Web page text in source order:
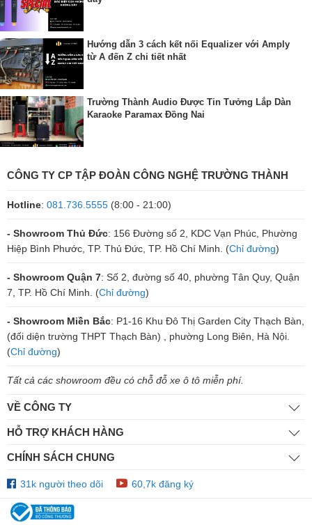
Hướng dẫn 3 cách kết nối Equalizer với Amply
từ A đến Z chi tiết nhất
Trường Thành Audio Được Tin Tưởng Lắp Dàn
Karaoke Paramax Đồng Nai
CÔNG TY CP TẬP ĐOÀN CÔNG NGHỆ TRƯỜNG THÀNH
Hotline: 081.736.5555 (8:00 - 21:00)
- Showroom Thủ Đức: 156 Đường số 2, KDC Vạn Phúc, Phường
Hiệp Bình Phước, TP. Thủ Đức, TP. Hồ Chí Minh. (Chỉ đường)
- Showroom Quận 7: Số 2, đường số 40, phường Tân Quy, Quận
7, TP. Hồ Chí Minh. (Chỉ đường)
- Showroom Miền Bắc: P1-16 Khu Đô Thị Garden City Thạch Bàn,
(đối diện trường THPT Thạch Bàn) , phường Long Biên, Hà Nội.
(Chỉ đường)
Tất cả các showroom đều có chỗ đỗ xe ô tô miễn phí.
VỀ CÔNG TY
HỖ TRỢ KHÁCH HÀNG
CHÍNH SÁCH CHUNG
31k người theo dõi 60,7k đăng ký